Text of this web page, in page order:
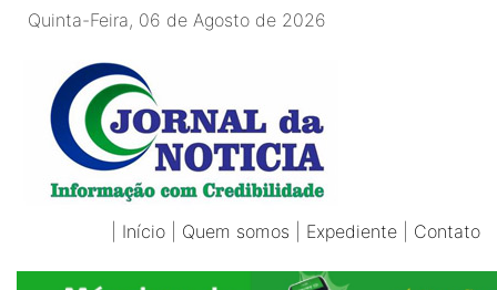
Quinta-Feira, 06 de Agosto de 2026
Início Quem somos Expediente Contato